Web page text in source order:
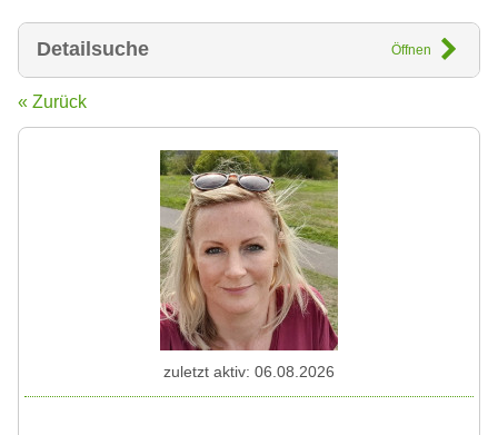
Detailsuche Öffnen
« Zurück
zuletzt aktiv: 06.08.2026